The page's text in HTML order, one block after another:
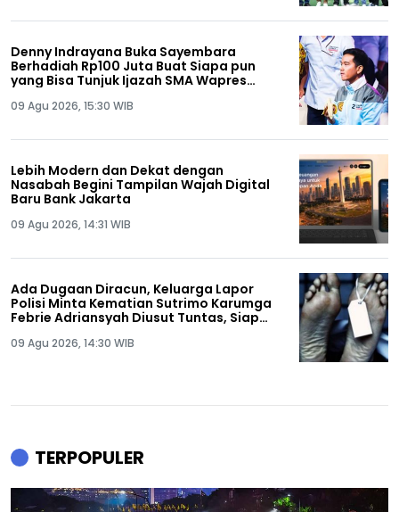
Denny Indrayana Buka Sayembara
Berhadiah Rp100 Juta Buat Siapa pun
yang Bisa Tunjuk Ijazah SMA Wapres
09 Agu 2026, 15:30 WIB
Lebih Modern dan Dekat dengan
Nasabah Begini Tampilan Wajah Digital
Baru Bank Jakarta
09 Agu 2026, 14:31 WIB
Ada Dugaan Diracun, Keluarga Lapor
Polisi Minta Kematian Sutrimo Karumga
Febrie Adriansyah Diusut Tuntas, Siap
09 Agu 2026, 14:30 WIB
TERPOPULER